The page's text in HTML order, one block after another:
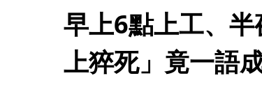
早上6點上工、
上猝死」竟一語